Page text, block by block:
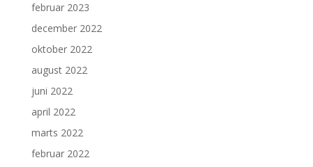
februar 2023
december 2022
oktober 2022
august 2022
juni 2022
april 2022
marts 2022
februar 2022